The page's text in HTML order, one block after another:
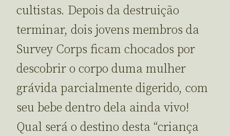
cultistas. Depois da destruição
terminar, dois jovens membros da
Survey Corps ficam chocados por
descobrir o corpo duma mulher
grávida parcialmente digerido, com
seu bebe dentro dela ainda vivo!
Qual será o destino desta “criança